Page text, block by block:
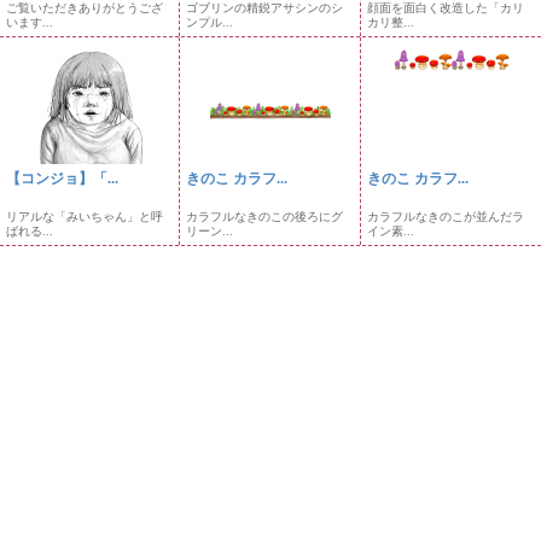
ご覧いただきありがとうござ
います...
ゴブリンの精鋭アサシンのシ
ンプル...
顔面を面白く改造した「カリ
カリ整...
【コンジョ】「...
リアルな「みいちゃん」と呼
ばれる...
きのこ カラフ...
カラフルなきのこの後ろにグ
リーン...
きのこ カラフ...
カラフルなきのこが並んだラ
イン素...